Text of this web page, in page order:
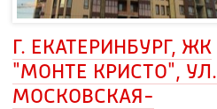
Г. ЕКАТЕРИНБУРГ, ЖК
"МОНТЕ КРИСТО", УЛ.
МОСКОВСКАЯ-